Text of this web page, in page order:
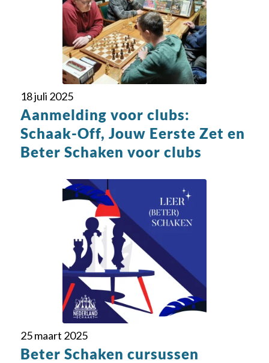
18 juli 2025
Aanmelding voor clubs:
Schaak-Off, Jouw Eerste Zet en
Beter Schaken voor clubs
25 maart 2025
Beter Schaken cursussen